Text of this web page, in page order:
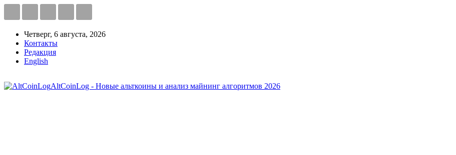
Четверг, 6 августа, 2026
Контакты
Редакция
English
AltCoinLog - Новые альткоины и анализ майнинг алгоритмов 2026